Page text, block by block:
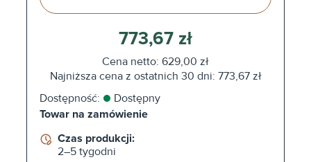
773,67 zł
Cena netto: 629,00 zł
Najniższa cena z ostatnich 30 dni: 773,67 zł
Dostępność:
Dostępny
Towar na zamówienie
Czas produkcji:
2–5 tygodni